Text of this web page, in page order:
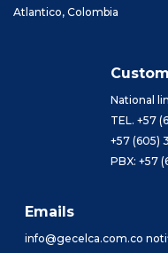
Atlantico, Colombia
National
TEL.
+57 (605)
PBX: +57
Emails
info@gecelca.com.co